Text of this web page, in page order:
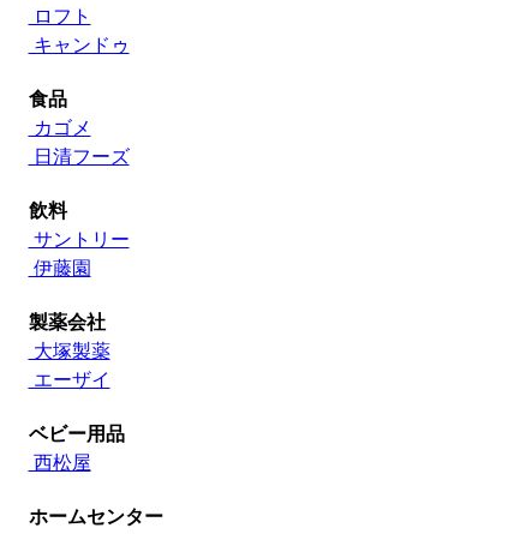
ロフト
キャンドゥ
食品
カゴメ
日清フーズ
飲料
サントリー
伊藤園
製薬会社
大塚製薬
エーザイ
ベビー用品
西松屋
ホームセンター